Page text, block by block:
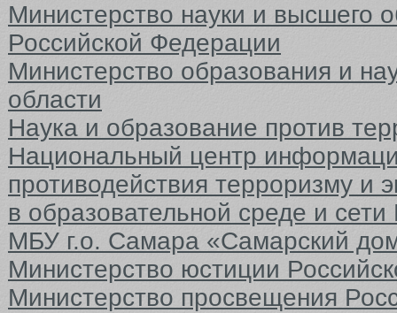
Министерство науки и высшего
Российской Федерации
Министерство образования и
области
Наука и образование против
Национальный центр
противодействия терроризму и
в образовательной среде и сети
МБУ г.о. Самара «Самарский
Министерство юстиции
Министерство просвещения